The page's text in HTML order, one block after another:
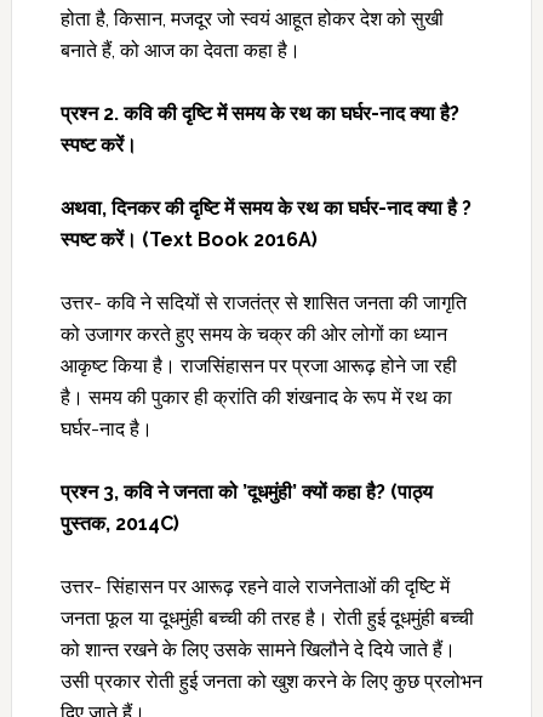
होता है, किसान, मजदूर जो स्वयं आहूत होकर देश को सुखी
बनाते हैं, को आज का देवता कहा है।
प्रश्न 2. कवि की दृष्टि में समय के रथ का घर्घर-नाद क्या है?
स्पष्ट करें।
अथवा, दिनकर की दृष्टि में समय के रथ का घर्घर-नाद क्या है ?
स्पष्ट करें। (Text Book 2016A)
उत्तर- कवि ने सदियों से राजतंत्र से शासित जनता की जागृति
को उजागर करते हुए समय के चक्र की ओर लोगों का ध्यान
आकृष्ट किया है। राजसिंहासन पर प्रजा आरूढ़ होने जा रही
है। समय की पुकार ही क्रांति की शंखनाद के रूप में रथ का
घर्घर-नाद है।
प्रश्न 3, कवि ने जनता को ’दूधमुंही’ क्यों कहा है?(पाठ्य
पुस्तक, 2014C)
उत्तर- सिंहासन पर आरूढ़ रहने वाले राजनेताओं की दृष्टि में
जनता फूल या दूधमुंही बच्ची की तरह है। रोती हुई दूधमुंही बच्ची
को शान्त रखने के लिए उसके सामने खिलौने दे दिये जाते हैं।
उसी प्रकार रोती हुई जनता को खुश करने के लिए कुछ प्रलोभन